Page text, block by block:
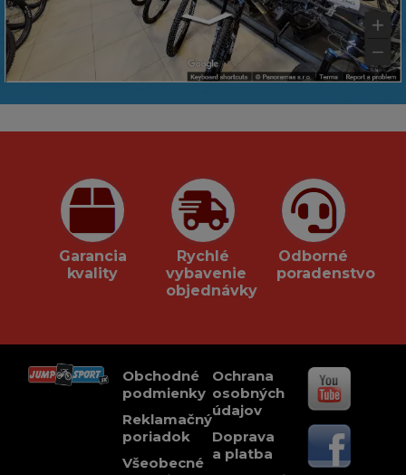
Garancia
kvality
Rychlé
vybavenie
objednávky
Odborné
poradenstvo
Obchodné
podmienky
Reklamačný
poriadok
Všeobecné
Ochrana
osobných
údajov
Doprava
a platba